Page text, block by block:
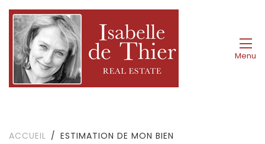
Menu
ACCUEIL ESTIMATION DE MON BIEN